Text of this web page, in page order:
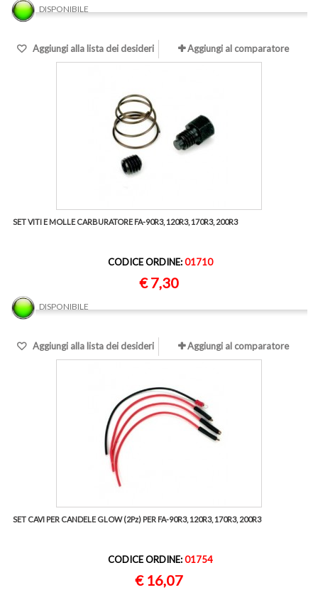
DISPONIBILE
Aggiungi alla lista dei desideri Aggiungi al comparatore
SET VITI E MOLLE CARBURATORE FA-90R3, 120R3, 170R3, 200R3
CODICE ORDINE:01710
€ 7,30
DISPONIBILE
Aggiungi alla lista dei desideri Aggiungi al comparatore
SET CAVI PER CANDELE GLOW (2Pz) PER FA-90R3, 120R3, 170R3, 200R3
CODICE ORDINE:01754
€ 16,07